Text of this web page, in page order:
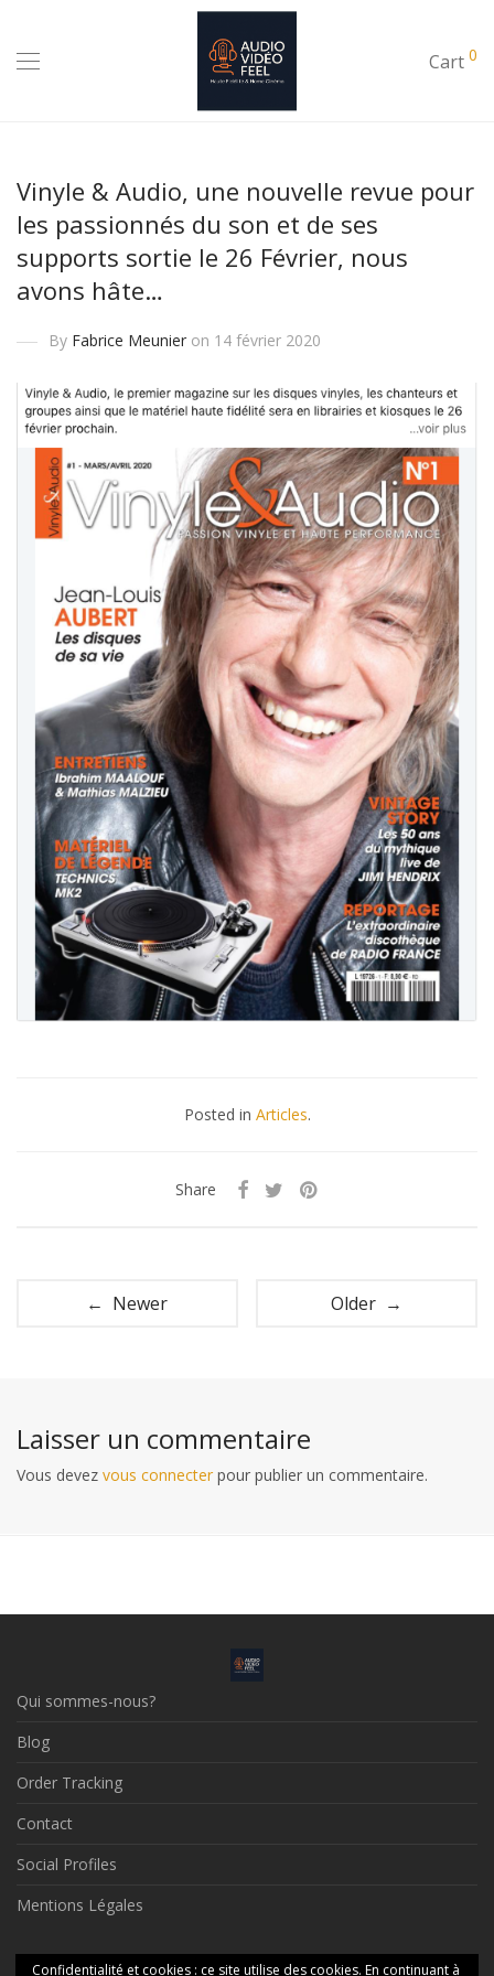
Cart 0
Vinyle & Audio, une nouvelle revue pour
les passionnés du son et de ses
supports sortie le 26 Février, nous
avons hâte…
By Fabrice Meunier on 14 février 2020
Posted in Articles.
Share
← Newer Older →
Laisser un commentaire
Vous devez vous connecter pour publier un commentaire.
Qui sommes-nous?
Blog
Order Tracking
Contact
Social Profiles
Mentions Légales
© 2026 Audio Video Feel
Confidentialité et cookies : ce site utilise des cookies. En continuant à